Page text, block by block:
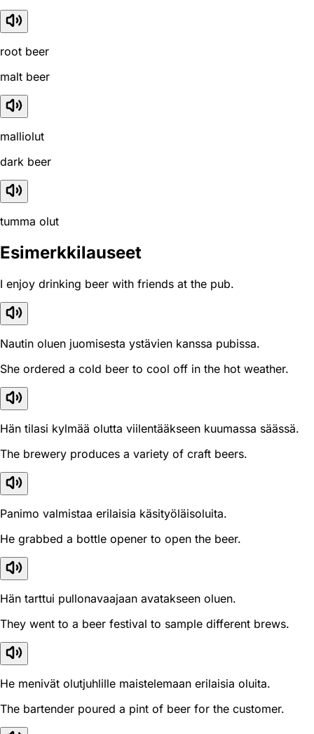
root beer
malt beer
malliolut
dark beer
tumma olut
Esimerkkilauseet
I enjoy drinking beer with friends at the pub.
Nautin oluen juomisesta ystävien kanssa pubissa.
She ordered a cold beer to cool off in the hot weather.
Hän tilasi kylmää olutta viilentääkseen kuumassa säässä.
The brewery produces a variety of craft beers.
Panimo valmistaa erilaisia käsityöläisoluita.
He grabbed a bottle opener to open the beer.
Hän tarttui pullonavaajaan avatakseen oluen.
They went to a beer festival to sample different brews.
He menivät olutjuhlille maistelemaan erilaisia oluita.
The bartender poured a pint of beer for the customer.